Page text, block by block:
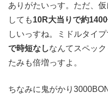
ありがたいっす。ただ、
しても10R大当りで約
しいっすね。ミドルタイ
で時短なしなんてスペッ
たみも倍増っすよ。
ちなみに鬼がかり